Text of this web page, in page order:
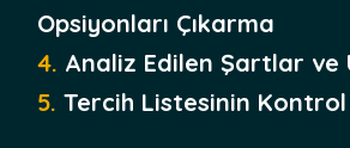
Opsiyonları Çıkarma
4. Analiz Edilen Şartlar ve
5. Tercih Listesinin Kontrol